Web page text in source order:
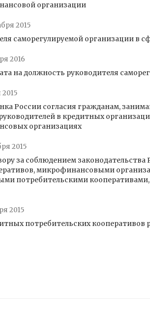
организации
2015
саморегулируемой организации в
2016
на должность руководителя
России согласия гражданам,
в кредитных
организациях
2015
за соблюдением
микрофинансовыми
потребительскими
2015
потребительских